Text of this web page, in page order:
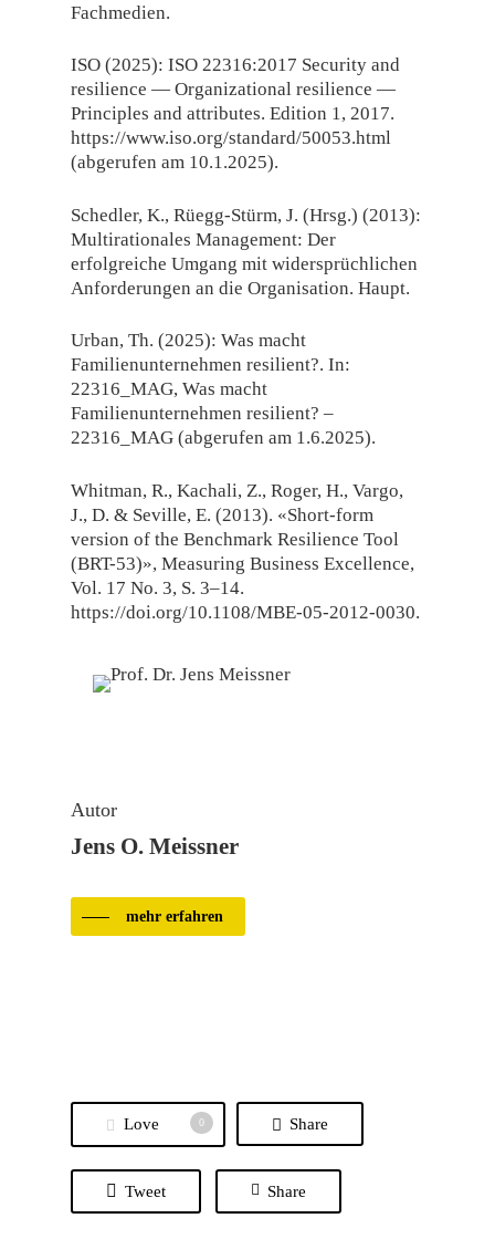
Fachmedien.
ISO (2025): ISO 22316:2017 Security and
resilience — Organizational resilience —
Principles and attributes. Edition 1, 2017.
https://www.iso.org/standard/50053.html
(abgerufen am 10.1.2025).
Schedler, K., Rüegg-Stürm, J. (Hrsg.) (2013):
Multirationales Management: Der
erfolgreiche Umgang mit widersprüchlichen
Anforderungen an die Organisation. Haupt.
Urban, Th. (2025): Was macht
Familienunternehmen resilient?. In:
22316_MAG, Was macht
Familienunternehmen resilient? –
22316_MAG (abgerufen am 1.6.2025).
Whitman, R., Kachali, Z., Roger, H., Vargo,
J., D. & Seville, E. (2013). «Short-form
version of the Benchmark Resilience Tool
(BRT-53)», Measuring Business Excellence,
Vol. 17 No. 3, S. 3–14.
https://doi.org/10.1108/MBE-05-2012-0030.
Autor
Jens O. Meissner
mehr erfahren
Love 0 Share
Tweet Share